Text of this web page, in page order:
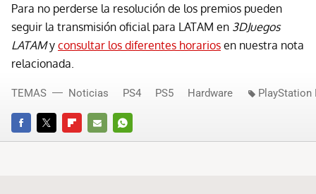
Para no perderse la resolución de los premios pueden
seguir la transmisión oficial para LATAM en 3DJuegos
LATAMy consultar los diferentes horarios en nuestra nota
relacionada.
FACEBOOKTWITTERFLIPBOARD
E-
WHATSAPP
TEMAS Noticias PS4 PS5 Hardware PlayStation